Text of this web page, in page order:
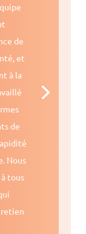
de
et
à la
de
Nous
tous